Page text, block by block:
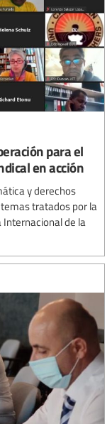
para el
en acción
y derechos
tratados por la
Internacional de la